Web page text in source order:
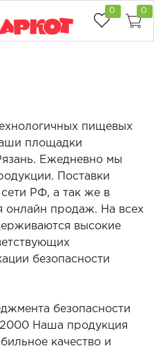
0 0
пищевых
площадки
Ежедневно мы
Поставки
РФ, а так же в
онлайн продаж. На всех
высокие
безопасности
безопасности
Наша продукция
качество и